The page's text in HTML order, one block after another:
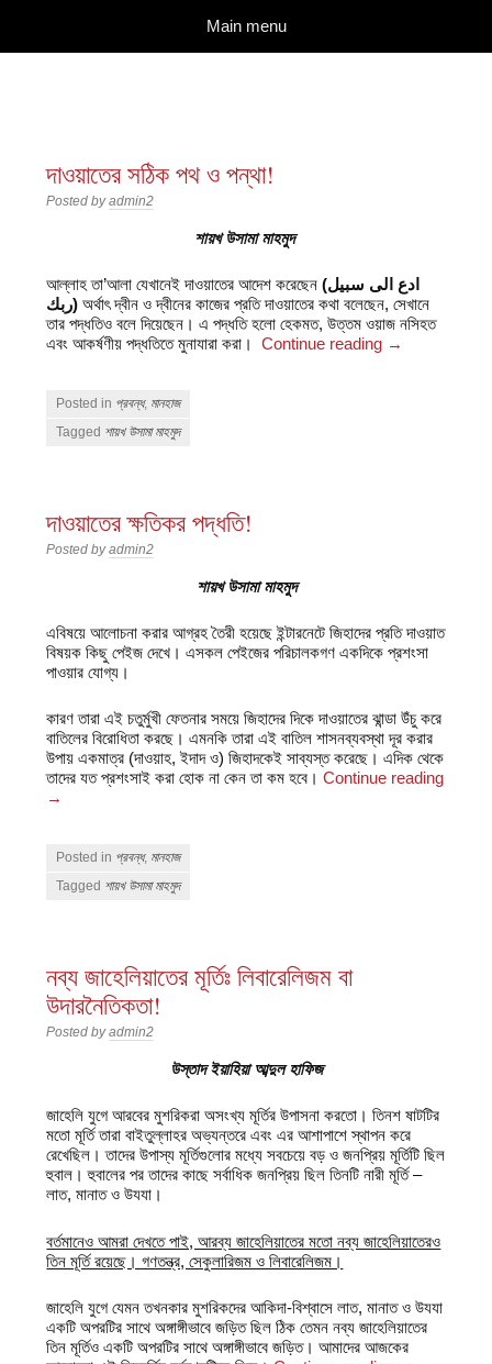
Main menu
দাওয়াতের সঠিক পথ ও পন্থা!
Posted byadmin2
শায়খ উসামা মাহমুদ
আল্লাহ তা’আলা যেখানেই দাওয়াতের আদেশ করেছেন(ادع الى سبيل
ربك) অর্থাৎ দ্বীন ও দ্বীনের কাজের প্রতি দাওয়াতের কথা বলেছেন, সেখানে
তার পদ্ধতিও বলে দিয়েছেন। এ পদ্ধতি হলো হেকমত, উত্তম ওয়াজ নসিহত
এবং আকর্ষণীয় পদ্ধতিতে মুনাযারা করা।
Continue reading →
Posted in প্রবন্ধ, মানহাজ
Tagged শায়খ উসামা মাহমুদ
দাওয়াতের ক্ষতিকর পদ্ধতি!
Posted byadmin2
শায়খ উসামা মাহমুদ
এবিষয়ে আলোচনা করার আগ্রহ তৈরী হয়েছে ইন্টারনেটে জিহাদের প্রতি দাওয়াত
বিষয়ক কিছু পেইজ দেখে। এসকল পেইজের পরিচালকগণ একদিকে প্রশংসা
পাওয়ার যোগ্য।
কারণ তারা এই চতুর্মুখী ফেতনার সময়ে জিহাদের দিকে দাওয়াতের ঝান্ডা উঁচু করে
বাতিলের বিরোধিতা করছে। এমনকি তারা এই বাতিল শাসনব্যবস্থা দূর করার
উপায় একমাত্র (দাওয়াহ, ইদাদ ও) জিহাদকেই সাব্যস্ত করেছে। এদিক থেকে
তাদের যত প্রশংসাই করা হোক না কেন তা কম হবে।Continue reading
→
Posted in প্রবন্ধ, মানহাজ
Tagged শায়খ উসামা মাহমুদ
নব্য জাহেলিয়াতের মূর্তিঃ লিবারেলিজম বা
উদারনৈতিকতা!
Posted byadmin2
উস্তাদ ইয়াহিয়া আব্দুল হাফিজ
জাহেলি যুগে আরবের মুশরিকরা অসংখ্য মূর্তির উপাসনা করতো। তিনশ ষাটটির
মতো মূর্তি তারা বাইতুল্লাহর অভ্যন্তরে এবং এর আশাপাশে স্থাপন করে
রেখেছিল। তাদের উপাস্য মূর্তিগুলোর মধ্যে সবচেয়ে বড় ও জনপ্রিয় মূর্তিটি ছিল
হুবাল। হুবালের পর তাদের কাছে সর্বাধিক জনপ্রিয় ছিল তিনটি নারী মূর্তি –
লাত, মানাত ও উযযা।
বর্তমানেও আমরা দেখতে পাই, আরব্য জাহেলিয়াতের মতো নব্য জাহেলিয়াতেরও
তিন মূর্তি রয়েছে। গণতন্ত্র, সেকুলারিজম ও লিবারেলিজম।
জাহেলি যুগে যেমন তখনকার মুশরিকদের আকিদা-বিশ্বাসে লাত, মানাত ও উযযা
একটি অপরটির সাথে অঙ্গাঙ্গীভাবে জড়িত ছিল ঠিক তেমন নব্য জাহেলিয়াতের
তিন মূর্তিও একটি অপরটির সাথে অঙ্গাঙ্গীভাবে জড়িত। আমাদের আজকের